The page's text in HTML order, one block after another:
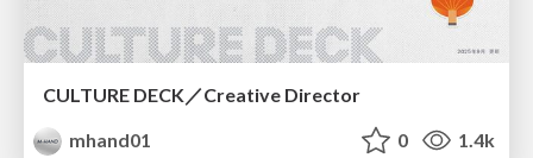
CULTURE DECK／Creative Director
mhand01
0 1.4k